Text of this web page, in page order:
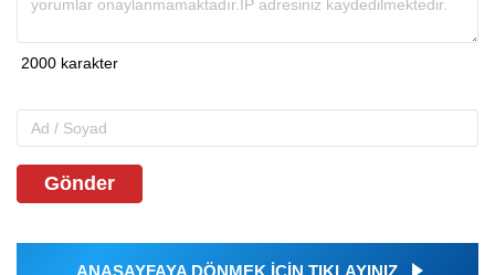
Gönder
ANASAYFAYA DÖNMEK İÇİN TIKLAYINIZ